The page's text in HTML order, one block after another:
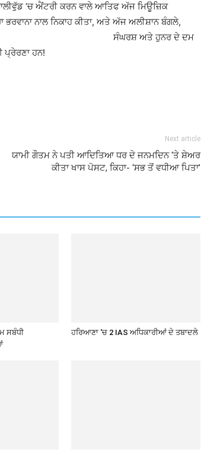
‘ਚ ਐਂਟਰੀ ਕਰਨ ਵਾਲੇ ਆਤਿਫ ਅੱਜ ਮਿਊਜ਼ਿਕ
ਨਾਲ ਨਿਕਾਹ ਕੀਤਾ, ਅਤੇ ਅੱਜ ਅਲੀਸ਼ਾਨ ਬੰਗਲੇ,
ਮਾਲਕ ਹਨ। ਸੰਘਰਸ਼ ਅਤੇ ਹੁਨਰ ਦੇ ਦਮ
ਪ੍ਰੇਰਣਾ ਹਨ!
Next article
ਯਾਮੀ ਗੌਤਮ ਨੇ ਪਤੀ ਆਦਿਤਿਆ ਧਰ ਦੇ ਜਨਮਦਿਨ ‘ਤੇ ਸ਼ੇਅਰ
ਕੀਤਾ ਖਾਸ ਪੋਸਟ, ਕਿਹਾ- ‘ਸਭ ਤੋਂ ਵਧੀਆ ਪਿਤਾ’
ਸਬੰਧੀ
ਹਰਿਆਣਾ ‘ਚ 2 IAS ਅਧਿਕਾਰੀਆਂ ਦੇ ਤਬਾਦਲੇ